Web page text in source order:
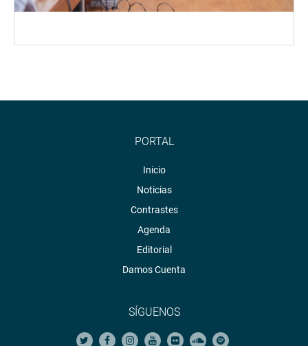
PORTAL
Inicio
Noticias
Contrastes
Agenda
Editorial
Damos Cuenta
SÍGUENOS